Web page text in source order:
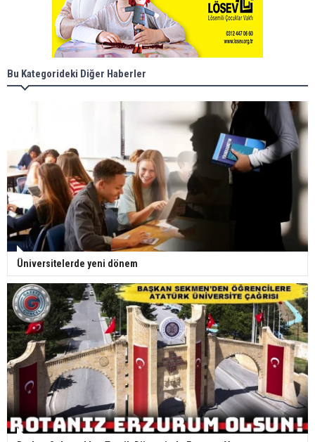
Bu Kategorideki Diğer Haberler
Üniversitelerde yeni dönem